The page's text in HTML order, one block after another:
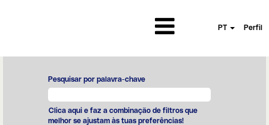
PT Perfil
Pesquisar por palavra-chave
Clica aqui e faz a combinação de filtros que
melhor se ajustam às tuas preferências!